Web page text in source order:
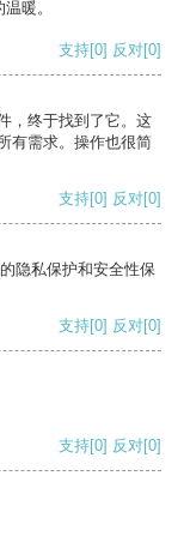
暖。
支持[0] 反对[0]
，终于找到了它。这
有需求。操作也很简
支持[0] 反对[0]
隐私保护和安全性保
支持[0] 反对[0]
支持[0] 反对[0]